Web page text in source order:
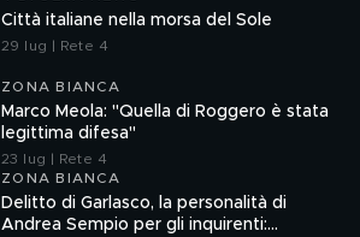
Città italiane nella morsa del Sole
29 lug | Rete 4
ZONA BIANCA
Marco Meola: "Quella di Roggero è stata
legittima difesa"
23 lug | Rete 4
ZONA BIANCA
Delitto di Garlasco, la personalità di
Andrea Sempio per gli inquirenti: